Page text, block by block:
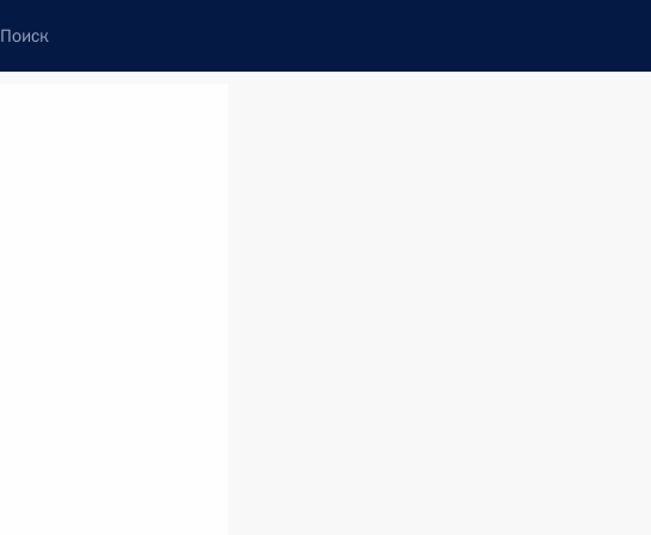
Поиск